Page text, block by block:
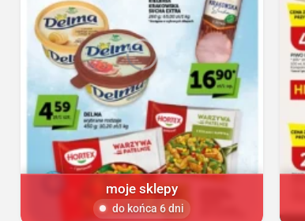
moje sklepy
do końca 6 dni